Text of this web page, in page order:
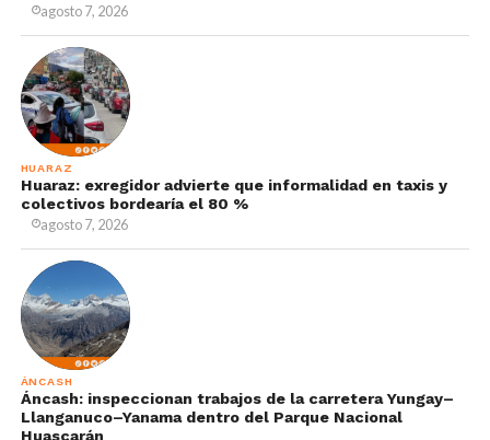
agosto 7, 2026
HUARAZ
Huaraz: exregidor advierte que informalidad en taxis y
colectivos bordearía el 80 %
agosto 7, 2026
ÁNCASH
Áncash: inspeccionan trabajos de la carretera Yungay–
Llanganuco–Yanama dentro del Parque Nacional
Huascarán